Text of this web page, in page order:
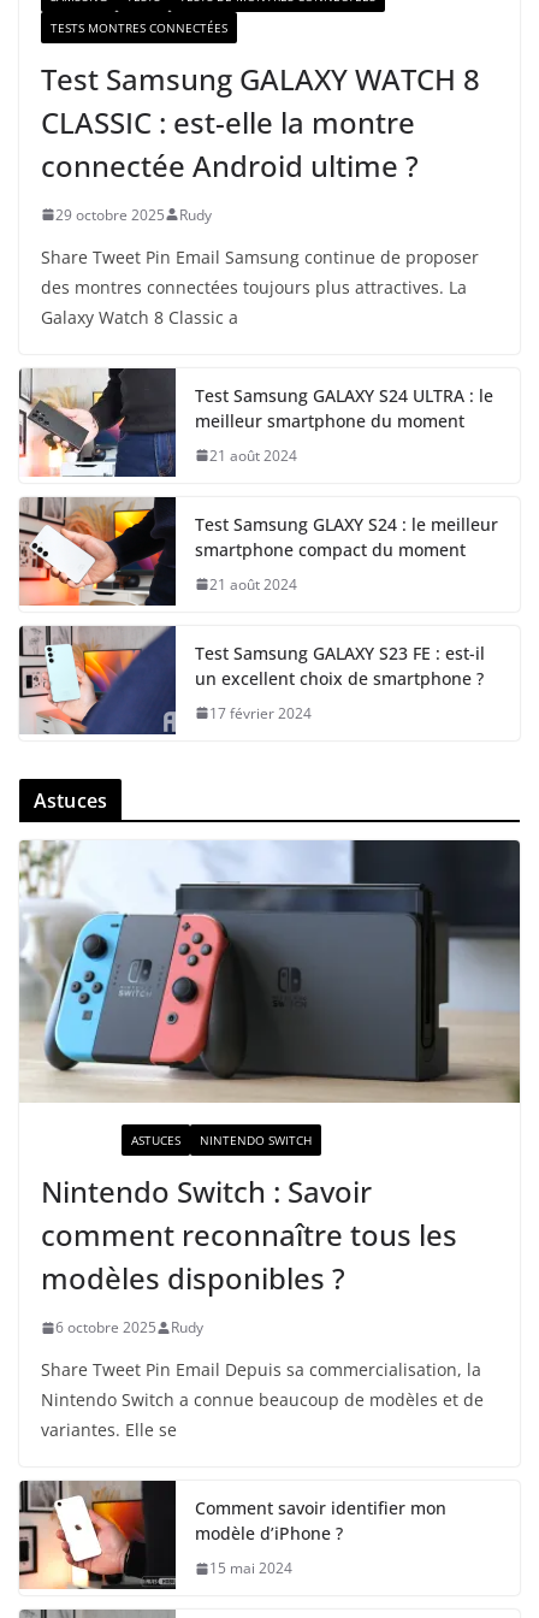
TESTS MONTRES CONNECTÉES
Test Samsung GALAXY WATCH 8
CLASSIC : est-elle la montre
connectée Android ultime ?
29 octobre 2025 Rudy
Share Tweet Pin Email Samsung continue de proposer
des montres connectées toujours plus attractives. La
Galaxy Watch 8 Classic a
Test Samsung GALAXY S24 ULTRA : le
meilleur smartphone du moment
21 août 2024
Test Samsung GLAXY S24 : le meilleur
smartphone compact du moment
21 août 2024
Test Samsung GALAXY S23 FE : est-il
un excellent choix de smartphone ?
17 février 2024
Astuces
ASTUCES NINTENDO SWITCH
Nintendo Switch : Savoir
comment reconnaître tous les
modèles disponibles ?
6 octobre 2025 Rudy
Share Tweet Pin Email Depuis sa commercialisation, la
Nintendo Switch a connue beaucoup de modèles et de
variantes. Elle se
Comment savoir identifier mon
modèle d’iPhone ?
15 mai 2024